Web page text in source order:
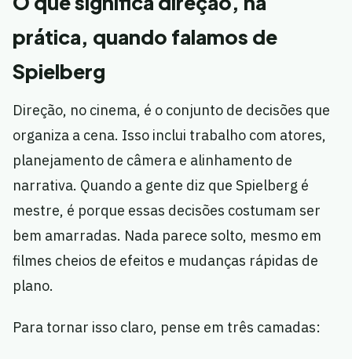
prática, quando falamos de
Spielberg
Direção, no cinema, é o conjunto de decisões que
organiza a cena. Isso inclui trabalho com atores,
planejamento de câmera e alinhamento de
narrativa. Quando a gente diz que Spielberg é
mestre, é porque essas decisões costumam ser
bem amarradas. Nada parece solto, mesmo em
filmes cheios de efeitos e mudanças rápidas de
plano.
Para tornar isso claro, pense em três camadas: